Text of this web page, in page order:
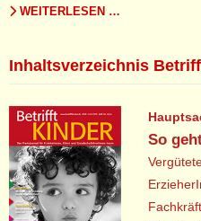
WEITERLESEN …
Inhaltsverzeichnis
So